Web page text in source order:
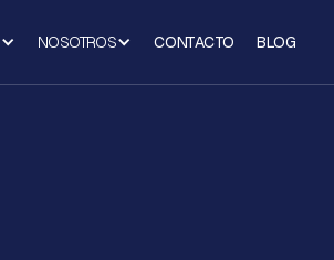
NOSOTROS CONTACTO BLOG